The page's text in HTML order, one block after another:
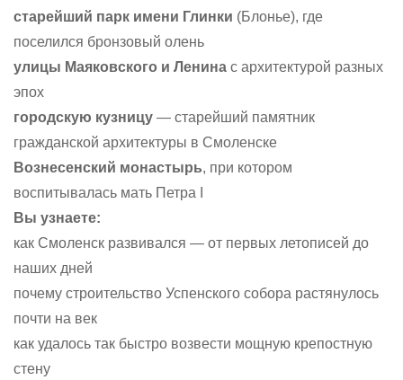
старейший парк имени Глинки (Блонье), где
поселился бронзовый олень
улицы Маяковского и Ленина с архитектурой разных
эпох
городскую кузницу — старейший памятник
гражданской архитектуры в Смоленске
Вознесенский монастырь, при котором
воспитывалась мать Петра I
Вы узнаете:
как Смоленск развивался — от первых летописей до
наших дней
почему строительство Успенского собора растянулось
почти на век
как удалось так быстро возвести мощную крепостную
стену